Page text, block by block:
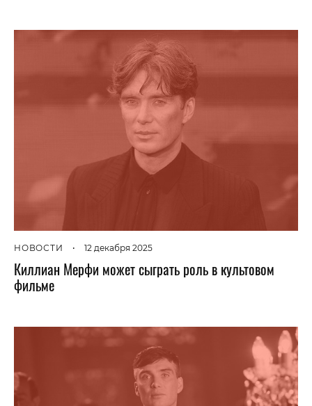
НОВОСТИ • 12 декабря 2025
Киллиан Мерфи может сыграть роль в культовом
фильме